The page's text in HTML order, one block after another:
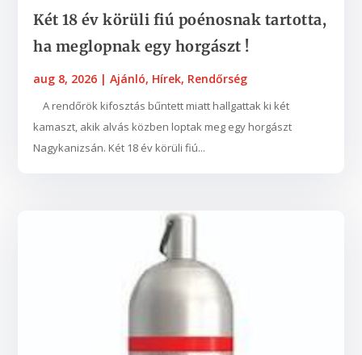
Két 18 év körüli fiú poénosnak tartotta,
ha meglopnak egy horgászt !
aug 8, 2026 |Ajánló, Hírek, Rendőrség
A rendőrök kifosztás bűntett miatt hallgattak ki két
kamaszt, akik alvás közben loptak meg egy horgászt
Nagykanizsán. Két 18 év körüli fiú...